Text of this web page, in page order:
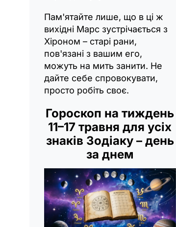
Пам'ятайте лише, що в ці ж
вихідні Марс зустрічається з
Хіроном – старі рани,
пов'язані з вашим его,
можуть на мить занити. Не
дайте себе спровокувати,
просто робіть своє.
Гороскоп на тиждень
11–17 травня для усіх
знаків Зодіаку – день
за днем